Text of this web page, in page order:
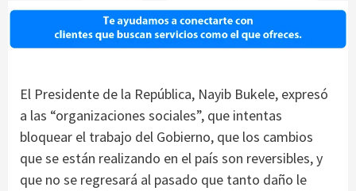
El Presidente de la República, Nayib Bukele, expresó
a las “organizaciones sociales”, que intentas
bloquear el trabajo del Gobierno, que los cambios
que se están realizando en el país son reversibles, y
que no se regresará al pasado que tanto daño le